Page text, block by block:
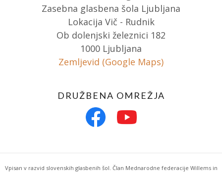
Zasebna glasbena šola Ljubljana
Lokacija Vič - Rudnik
Ob dolenjski železnici 182
1000 Ljubljana
Zemljevid (Google Maps)
DRUŽBENA OMREŽJA
Vpisan v razvid slovenskih glasbenih šol. Član Mednarodne federacije Willems in